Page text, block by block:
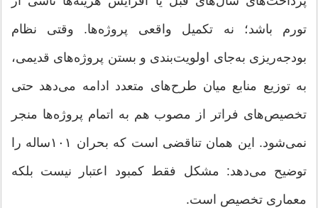
تورم باشد؛ نه تکمیل واقعی پروژه‌ها. وقتی نظام
بودجه‌ریزی به‌جای اولویت‌بندی و بستن پروژه‌های قدیمی،
به توزیع منابع میان طرح‌های متعدد ادامه می‌دهد حتی
تخصیص‌های فراتر از مصوب هم به اتمام پروژه‌ها منجر
نمی‌شود. این همان تناقضی است که بحران ۱۰۱ساله را
توضیح می‌دهد: مشکل فقط کمبود اعتبار نیست بلکه
معماری تخصیص است.